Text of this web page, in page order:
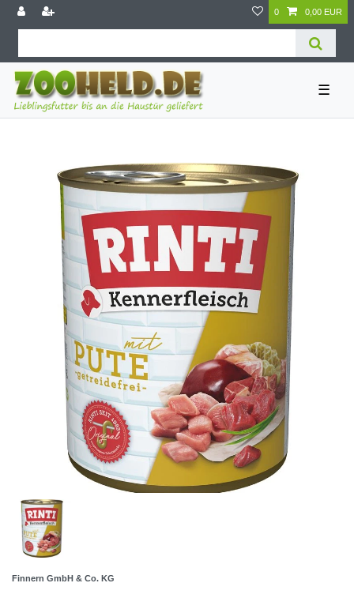
0 0,00 EUR
☰
Finnern GmbH & Co. KG